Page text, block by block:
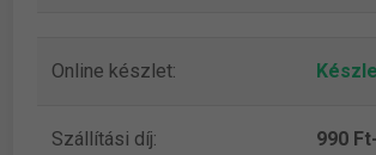
Online készlet:
Szállítási díj: 990